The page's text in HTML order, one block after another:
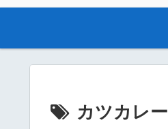
カツカレー